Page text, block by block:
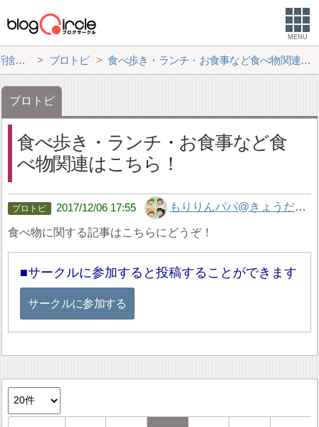
MENU
ークル ブロトピ 食べ歩き・ランチ・お食事など食べ物関連はこちら！
ブロトピ
食べ歩き・ランチ・お食事など食
べ物関連はこちら！
2017/12/06 17:55 もりりんパパ@きょうだい児（石が落ち着くまで不定期更新ー！）
食べ物に関する記事はこちらにどうぞ！
サークルに参加すると投稿することができます
サークルに参加する